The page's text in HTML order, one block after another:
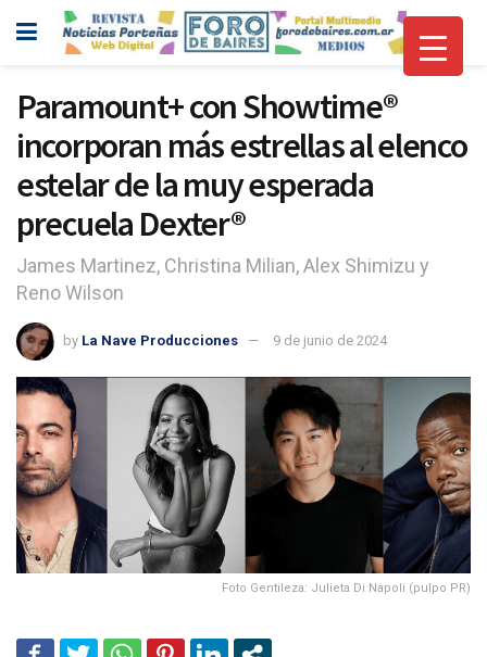
Paramount+ con Showtime®
incorporan más estrellas al elenco
estelar de la muy esperada
precuela Dexter®
James Martinez, Christina Milian, Alex Shimizu y
Reno Wilson
by La Nave Producciones 9 de junio de 2024
Foto Gentileza: Julieta Di Napoli (pulpo PR)